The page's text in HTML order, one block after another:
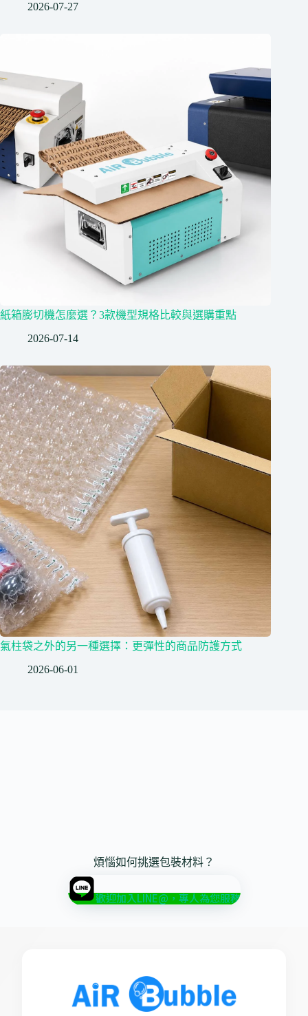
2026-07-27
紙箱膨切機怎麼選？3款機型規格比較與選購重點
2026-07-14
氣柱袋之外的另一種選擇：更彈性的商品防護方式
2026-06-01
煩惱如何挑選包裝材料？
歡迎加入LINE@，專人為您服務